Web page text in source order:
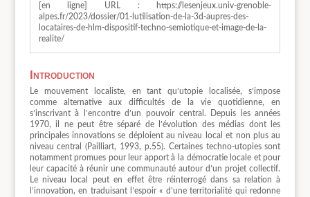
[en ligne] URL : https://lesenjeux.univ-grenoble-
alpes.fr/2023/dossier/01-lutilisation-de-la-3d-aupres-des-
locataires-de-hlm-dispositif-techno-semiotique-et-image-de-la-
realite/
Introduction
Le mouvement localiste, en tant qu’utopie localisée, s’impose
comme alternative aux difficultés de la vie quotidienne, en
s’inscrivant à l’encontre d’un pouvoir central. Depuis les années
1970, il ne peut être séparé de l’évolution des médias dont les
principales innovations se déploient au niveau local et non plus au
niveau central (Pailliart, 1993, p.55). Certaines techno-utopies sont
notamment promues pour leur apport à la démocratie locale et pour
leur capacité à réunir une communauté autour d’un projet collectif.
Le niveau local peut en effet être réinterrogé dans sa relation à
l’innovation, en traduisant l’espoir « d’une territorialité qui redonne